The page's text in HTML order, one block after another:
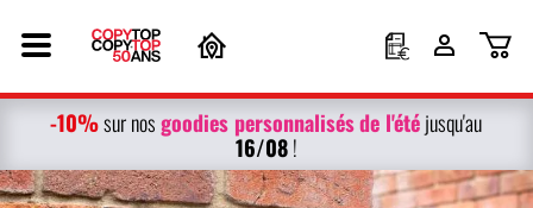
-10%sur nosgoodies personnalisésde l'étéjusqu'au
16/08!